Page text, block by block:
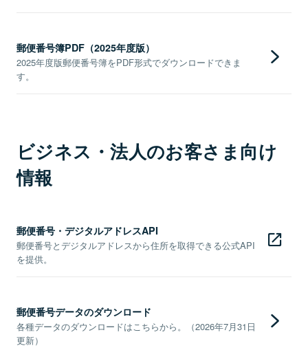
郵便番号簿PDF（2025年度版）
2025年度版郵便番号簿をPDF形式でダウンロードできま
す。
ビジネス・法人のお客さま向け
情報
郵便番号・デジタルアドレスAPI
郵便番号とデジタルアドレスから住所を取得できる公式API
を提供。
郵便番号データのダウンロード
各種データのダウンロードはこちらから。（2026年7月31日
更新）